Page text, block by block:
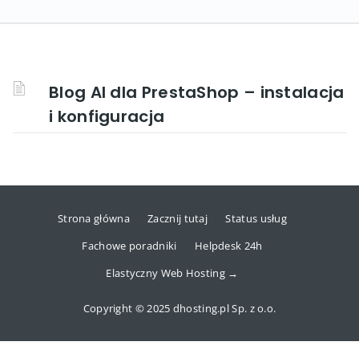
Blog AI dla PrestaShop – instalacja
i konfiguracja
Strona główna Zacznij tutaj
Status usług
Fachowe poradniki
Helpdesk 24h
Elastyczny Web Hosting →
Copyright © 2025 dhosting.pl Sp. z o.o.